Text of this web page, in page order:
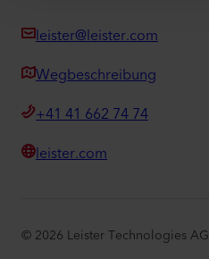
leister@leister.com
Wegbeschreibung
+41 41 662 74 74
leister.com
© 2026 Leister Technologies AG